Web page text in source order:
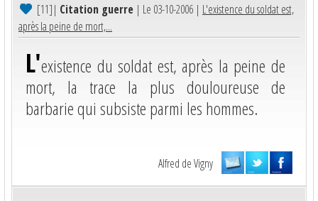
[11]| Citation guerre | Le 03-10-2006 | L'existence du soldat est,
après la peine de mort,...
L'existence du soldat est, après la peine de
mort, la trace la plus douloureuse de
barbarie qui subsiste parmi les hommes.
Alfred de Vigny